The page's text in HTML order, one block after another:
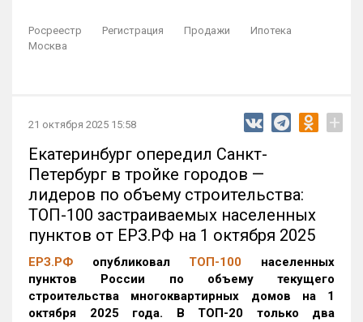
Росреестр Регистрация Продажи
Ипотека
Москва
21 октября 2025 15:58 +
Екатеринбург опередил Санкт-
Петербург в тройке городов —
лидеров по объему строительства:
ТОП-100 застраиваемых населенных
пунктов от ЕРЗ.РФ на 1 октября 2025
ЕРЗ.РФ опубликовал ТОП-100 населенных
пунктов России по объему текущего
строительства многоквартирных домов на 1
октября 2025 года. В ТОП-20 только два